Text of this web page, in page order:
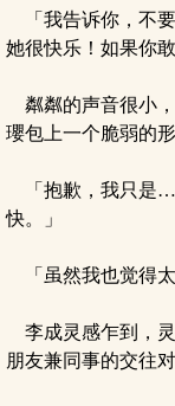
「我告诉你，不
她很快乐！如果你
粼粼的声音很小
瓔包上一个脆弱的
「抱歉，我只是
快。」
「虽然我也觉得太
李成灵感乍到，
朋友兼同事的交往对